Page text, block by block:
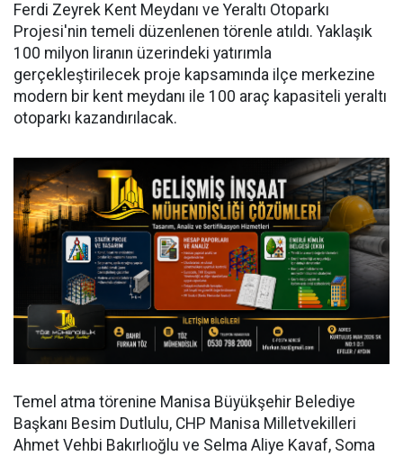
Ferdi Zeyrek Kent Meydanı ve Yeraltı Otoparkı
Projesi'nin temeli düzenlenen törenle atıldı. Yaklaşık
100 milyon liranın üzerindeki yatırımla
gerçekleştirilecek proje kapsamında ilçe merkezine
modern bir kent meydanı ile 100 araç kapasiteli yeraltı
otoparkı kazandırılacak.
Temel atma törenine Manisa Büyükşehir Belediye
Başkanı Besim Dutlulu, CHP Manisa Milletvekilleri
Ahmet Vehbi Bakırlıoğlu ve Selma Aliye Kavaf, Soma